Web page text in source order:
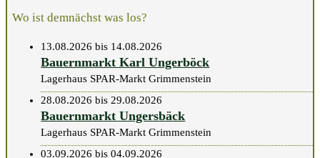
Wo ist demnächst was los?
13.08.2026 bis 14.08.2026
Bauernmarkt Karl Ungerböck
Lagerhaus SPAR-Markt Grimmenstein
28.08.2026 bis 29.08.2026
Bauernmarkt Ungersbäck
Lagerhaus SPAR-Markt Grimmenstein
03.09.2026 bis 04.09.2026